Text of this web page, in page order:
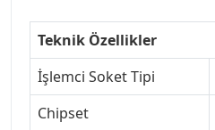
Teknik Özellikler
İşlemci Soket Tipi
Chipset